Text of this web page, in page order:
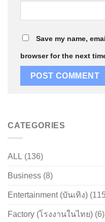
Save my name,
browser for the next
CATEGORIES
ALL (136)
Business (8)
Entertainment (บันเทิง)
Factory (โรงงานในไทย) (6)